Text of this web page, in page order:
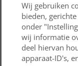
Koeienhuid - Zwart/
Wij gebruiken
bieden,
onder
wij informatie
deel hiervan
apparaat-ID's,